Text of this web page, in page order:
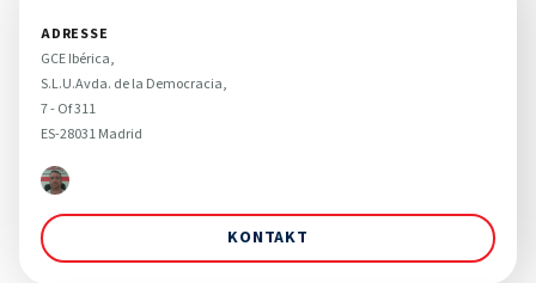
ADRESSE
GCE Ibérica,
S.L.U.Avda. de la Democracia,
7 - Of 311
ES-28031 Madrid
KONTAKT